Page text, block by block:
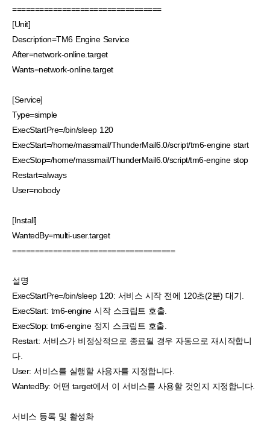
=================================
[Unit]
Description=TM6 Engine Service
After=network-online.target
Wants=network-online.target
[Service]
Type=simple
ExecStartPre=/bin/sleep 120
ExecStart=/home/massmail/ThunderMail6.0/script/tm6-engine start
ExecStop=/home/massmail/ThunderMail6.0/script/tm6-engine stop
Restart=always
User=nobody
[Install]
WantedBy=multi-user.target
====================================
설명
ExecStartPre=/bin/sleep 120: 서비스 시작 전에 120초(2분) 대기.
ExecStart: tm6-engine 시작 스크립트 호출.
ExecStop: tm6-engine 정지 스크립트 호출.
Restart: 서비스가 비정상적으로 종료될 경우 자동으로 재시작합니
다.
User: 서비스를 실행할 사용자를 지정합니다.
WantedBy: 어떤 target에서 이 서비스를 사용할 것인지 지정합니다.
서비스 등록 및 활성화